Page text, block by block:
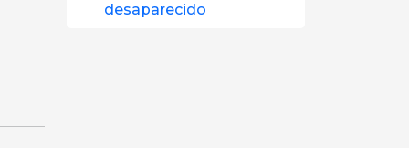
desaparecido